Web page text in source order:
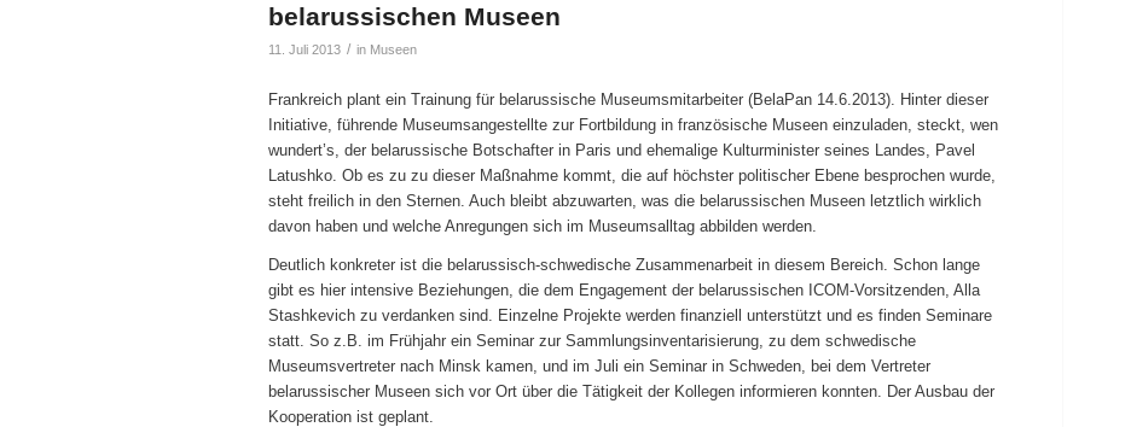
belarussischen Museen
11. Juli 2013 / in Museen
Frankreich plant ein Trainung für belarussische Museumsmitarbeiter (BelaPan 14.6.2013). Hinter dieser
Initiative, führende Museumsangestellte zur Fortbildung in französische Museen einzuladen, steckt, wen
wundert’s, der belarussische Botschafter in Paris und ehemalige Kulturminister seines Landes, Pavel
Latushko. Ob es zu zu dieser Maßnahme kommt, die auf höchster politischer Ebene besprochen wurde,
steht freilich in den Sternen. Auch bleibt abzuwarten, was die belarussischen Museen letztlich wirklich
davon haben und welche Anregungen sich im Museumsalltag abbilden werden.
Deutlich konkreter ist die belarussisch-schwedische Zusammenarbeit in diesem Bereich. Schon lange
gibt es hier intensive Beziehungen, die dem Engagement der belarussischen ICOM-Vorsitzenden, Alla
Stashkevich zu verdanken sind. Einzelne Projekte werden finanziell unterstützt und es finden Seminare
statt. So z.B. im Frühjahr ein Seminar zur Sammlungsinventarisierung, zu dem schwedische
Museumsvertreter nach Minsk kamen, und im Juli ein Seminar in Schweden, bei dem Vertreter
belarussischer Museen sich vor Ort über die Tätigkeit der Kollegen informieren konnten. Der Ausbau der
Kooperation ist geplant.